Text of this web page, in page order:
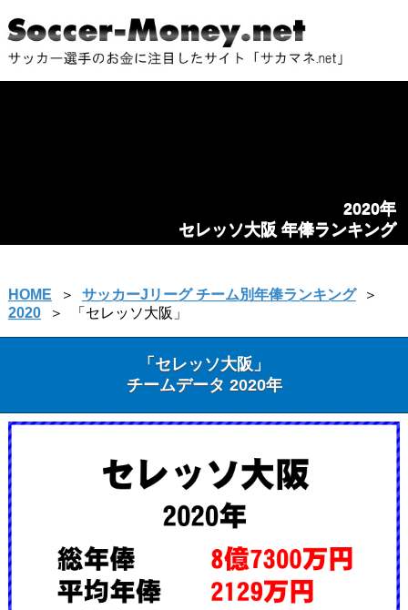
2020年
セレッソ大阪 年俸ランキング
HOME ＞ サッカーJリーグ チーム別年俸ランキング
＞
2020
＞ 「セレッソ大阪」
「セレッソ大阪」
チームデータ 2020年